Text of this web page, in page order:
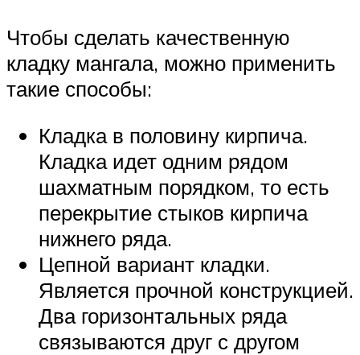
Чтобы сделать качественную
кладку мангала, можно применить
такие способы:
Кладка в половину кирпича.
Кладка идет одним рядом
шахматным порядком, то есть
перекрытие стыков кирпича
нижнего ряда.
Цепной вариант кладки.
Является прочной конструкцией.
Два горизонтальных ряда
связываются друг с другом